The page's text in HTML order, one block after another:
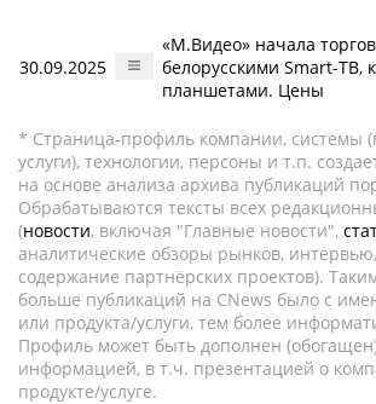
30.09.2025
«М.Видео» начала
белорусскими Smart-ТВ,
планшетами. Цены
* Страница-профиль компании, системы
услуги), технологии, персоны и т.п.
на основе анализа архива публикаций
Обрабатываются тексты всех
(новости, включая "Главные новости",
аналитические обзоры рынков,
содержание партнёрских проектов).
больше публикаций на CNews было с
или продукта/услуги, тем более
Профиль может быть дополнен
информацией, в т.ч. презентацией о
продукте/услуге.